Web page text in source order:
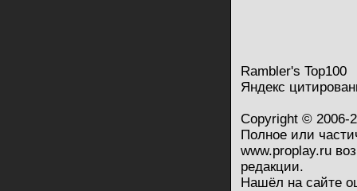
Rambler's Top100
Яндекс
Copyright © 2006-
Полное или
www.proplay.ru
редакции.
Нашёл на сайте